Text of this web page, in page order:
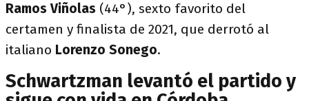
Ramos Viñolas (44°), sexto favorito del
certamen y finalista de 2021, que derrotó al
italiano Lorenzo Sonego.
Schwartzman levantó el partido y